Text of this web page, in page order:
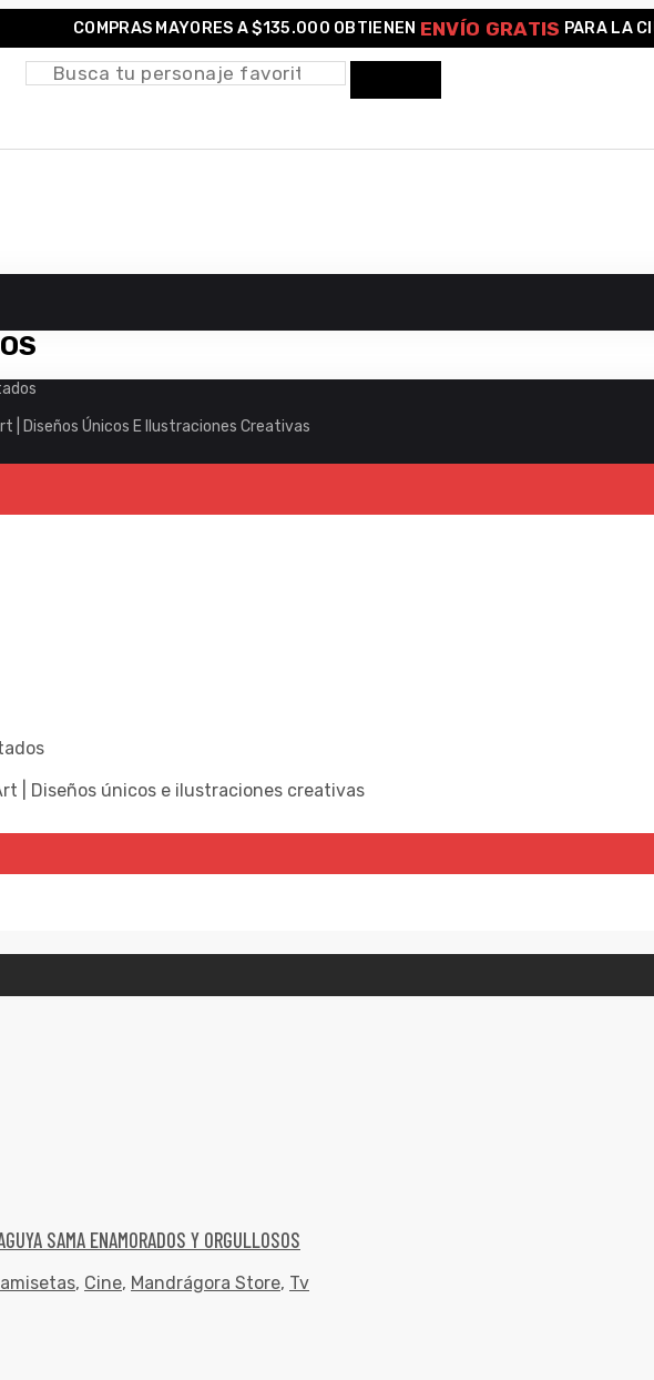
COMPRAS MAYORES A $135.000 OBTIENEN ENVÍO GRATIS PARA LA
| Diseños Únicos E Ilustraciones Creativas
| Diseños únicos e ilustraciones creativas
SAMA ENAMORADOS Y ORGULLOSOS
, Cine, Mandrágora Store, Tv